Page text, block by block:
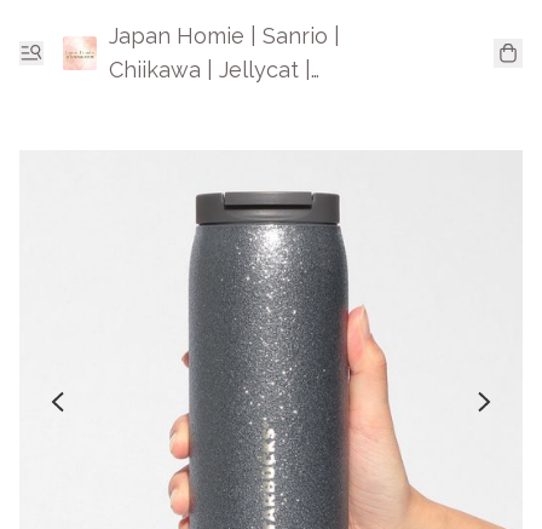
Japan Homie | Sanrio |
Chiikawa | Jellycat |